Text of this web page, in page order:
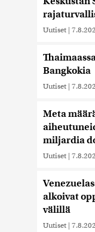
Uutiset |
Bangkokia
Uutiset |
Meta
miljardia
Uutiset |
alkoivat
välillä
Uutiset |